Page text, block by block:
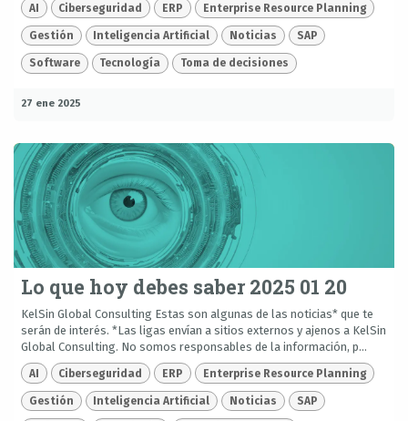
AI Ciberseguridad ERP Enterprise Resource Planning
Gestión Inteligencia Artificial Noticias SAP
Software Tecnología Toma de decisiones
27 ene 2025
Lo que hoy debes saber 2025 01 20
KelSin Global Consulting Estas son algunas de las noticias* que te
serán de interés. *Las ligas envían a sitios externos y ajenos a KelSin
Global Consulting. No somos responsables de la información, p...
AI Ciberseguridad ERP Enterprise Resource Planning
Gestión Inteligencia Artificial Noticias SAP